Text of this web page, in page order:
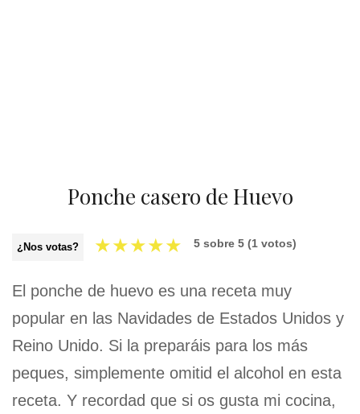
Ponche casero de Huevo
¿Nos votas? ★★★★★ 5 sobre 5 (1 votos)
El ponche de huevo es una receta muy
popular en las Navidades de Estados Unidos y
Reino Unido. Si la preparáis para los más
peques, simplemente omitid el alcohol en esta
receta. Y recordad que si os gusta mi cocina,